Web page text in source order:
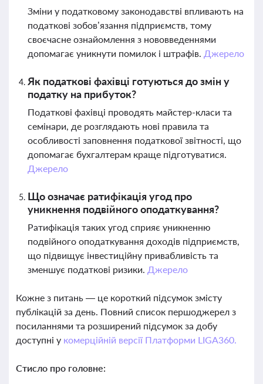
Зміни у податковому законодавстві впливають на
податкові зобов’язання підприємств, тому
своєчасне ознайомлення з нововведеннями
допомагає уникнути помилок і штрафів. Джерело
Як податкові фахівці готуються до змін у
податку на прибуток?
Податкові фахівці проводять майстер-класи та
семінари, де розглядають нові правила та
особливості заповнення податкової звітності, що
допомагає бухгалтерам краще підготуватися.
Джерело
Що означає ратифікація угод про
уникнення подвійного оподаткування?
Ратифікація таких угод сприяє уникненню
подвійного оподаткування доходів підприємств,
що підвищує інвестиційну привабливість та
зменшує податкові ризики. Джерело
Кожне з питань — це короткий підсумок змісту
публікацій за день. Повний список першоджерел з
посиланнями та розширений підсумок за добу
доступні у комерційній версії Платформи LIGA360.
Стисло про головне: